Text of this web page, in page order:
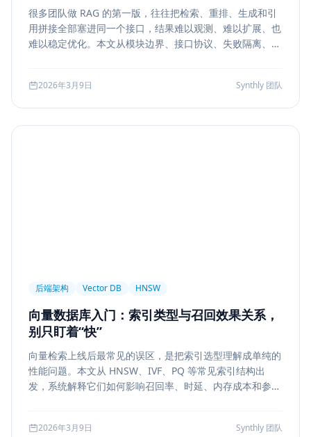
很多团队做 RAG 的第一版，往往把检索、重排、生成和引
用拼接全部塞进同一个接口，结果难以观测、难以扩展、也
难以稳定优化。本文从模块边界、接口协议、失败隔离、缓
2026年3月9日 Synthly 团队
后端架构 Vector DB HNSW
向量数据库入门：索引类型与召回效果关系，
别只盯着“快”
向量检索上线后最常见的误区，是把索引选型理解成单纯的
性能问题。本文从 HNSW、IVF、PQ 等常见索引结构出
发，系统解释它们如何影响召回率、时延、内存成本和参数
2026年3月9日 Synthly 团队